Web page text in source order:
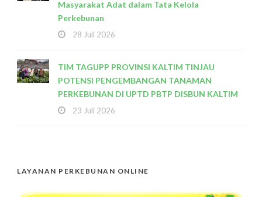
Masyarakat Adat dalam Tata Kelola
Perkebunan
28 Juli 2026
TIM TAGUPP PROVINSI KALTIM TINJAU
POTENSI PENGEMBANGAN TANAMAN
PERKEBUNAN DI UPTD PBTP DISBUN KALTIM
23 Juli 2026
LAYANAN PERKEBUNAN ONLINE